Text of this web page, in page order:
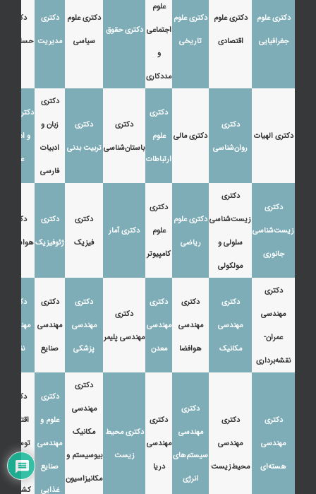
دکتری علوم
جغرافیایی
دکتری علوم
اقتصادی
دکتری علوم
تاریخی
علوم
اجتماعی
و
مددکاری
دکتری حقوق
دکتری علوم
سیاسی
دکتری
مدیریت
دکتری
حسابداری
دکتری الهیات
دکتری
روان‌شناسی
دکتری مالی
دکتری
علوم
ارتباطات
دکتری
باستان‌شناسی
دکتری
تربیت بدنی
دکتری
زبان و
ادبیات
فارسی
دکتری زبان
و ادبیات
عرب
دکتری
زیست‌شناسی
جانوری
دکتری
زیست‌شناسی
سلولی و
مولکولی
دکتری علوم
ریاضی
دکتری
علوم
کامپیوتر
دکتری آمار
دکتری
فیزیک
دکتری
ژئوفیزیک
دکتری
هواشناسی
دکتری
مهندسی
عمران-
نقشه‌برداری
دکتری
مهندسی
مکانیک
دکتری
مهندسی
هوافضا
دکتری
مهندسی
معدن
دکتری
مهندسی پلیمر
دکتری
مهندسی
پزشکی
دکتری
مهندسی
صنایع
دکتری
مهندسی
نفت
دکتری
مهندسی
هسته‌ای
دکتری
مهندسی
محیط‌زیست
دکتری
مهندسی
سیستم‌های
انرژی
دکتری
مهندسی
دریا
دکتری محیط
زیست
دکتری
مهندسی
مکانیک
بیوسیستم و
مکانیزاسیون
دکتری
علوم و
مهندسی
صنایع
غذایی
دکتری
اقتصاد،
توسعه و
آموزش
کشاورزی